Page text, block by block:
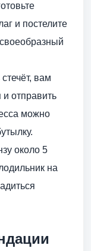
и постелите
вам
и отправить
можно
около 5
на